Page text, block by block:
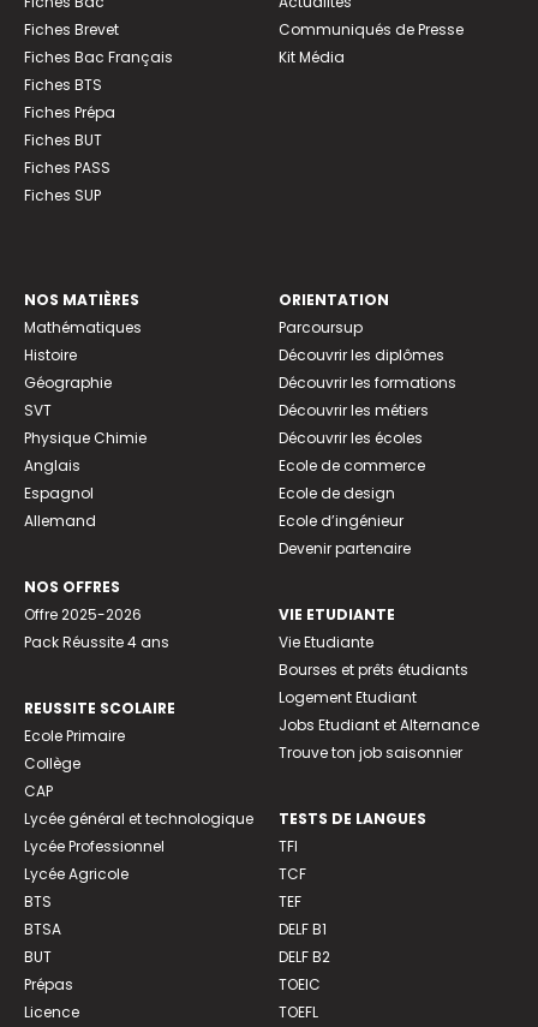
Fiches Brevet
Fiches Bac Français
Fiches BTS
Fiches Prépa
Fiches BUT
Fiches PASS
Fiches SUP
Communiqués de Presse
Kit Média
NOS MATIÈRES
Mathématiques
Histoire
Géographie
SVT
Physique Chimie
Anglais
Espagnol
Allemand
NOS OFFRES
Offre 2025-2026
Pack Réussite 4 ans
REUSSITE SCOLAIRE
Ecole Primaire
Collège
CAP
Lycée général et technologique
Lycée Professionnel
Lycée Agricole
BTS
BTSA
BUT
Prépas
Licence
ORIENTATION
Parcoursup
Découvrir les diplômes
Découvrir les formations
Découvrir les métiers
Découvrir les écoles
Ecole de commerce
Ecole de design
Ecole d’ingénieur
Devenir partenaire
VIE ETUDIANTE
Vie Etudiante
Bourses et prêts étudiants
Logement Etudiant
Jobs Etudiant et Alternance
Trouve ton job saisonnier
TESTS DE LANGUES
TFI
TCF
TEF
DELF B1
DELF B2
TOEIC
TOEFL